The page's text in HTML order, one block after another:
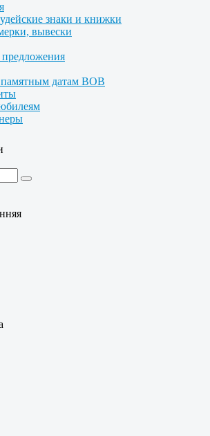
знаки и книжки
вывески
предложения
памятным датам ВОВ